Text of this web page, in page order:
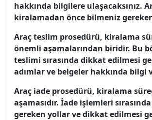
hakkında bilgilere ulaşacaksınız.
kiralamadan önce bilmeniz
Araç teslim prosedürü, kiralama
önemli aşamalarından biridir. Bu
teslimi sırasında dikkat edilmesi
adımlar ve belgeler hakkında bilgi
Araç iade prosedürü, kiralama
aşamasıdır. İade işlemleri
gereken yollar ve dikkat edilmesi